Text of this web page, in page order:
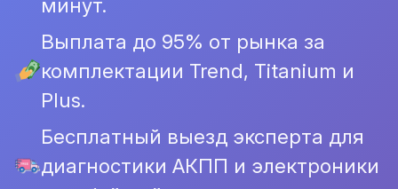
минут.
Выплата до 95% от рынка за
комплектации Trend, Titanium и
Plus.
Бесплатный выезд эксперта для
диагностики АКПП и электроники